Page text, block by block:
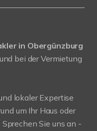
in Obergünzburg
bei der Vermietung
lokaler Expertise
um Ihr Haus oder
Sie uns an -